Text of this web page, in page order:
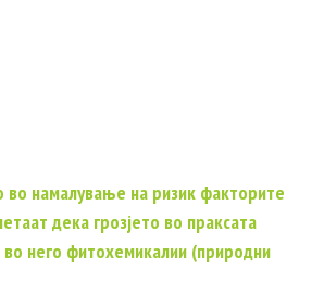
во намалување на ризик факторите
дека грозјето во праксата
него фитохемикалии (природни